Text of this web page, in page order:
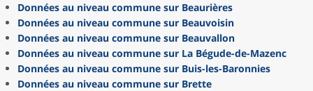
Données au niveau commune sur Beaurières
Données au niveau commune sur Beauvoisin
Données au niveau commune sur Beauvallon
Données au niveau commune sur La Bégude-de-Mazenc
Données au niveau commune sur Buis-les-Baronnies
Données au niveau commune sur Brette